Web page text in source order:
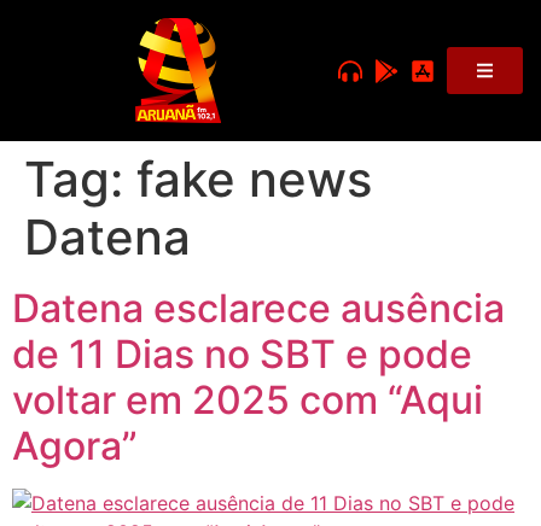
Tag: fake news
Datena
Datena esclarece ausência
de 11 Dias no SBT e pode
voltar em 2025 com “Aqui
Agora”